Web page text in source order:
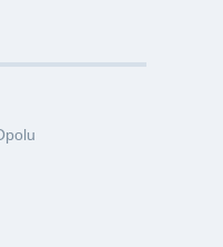
schematem –
na profilaktykę
pielęgniarz